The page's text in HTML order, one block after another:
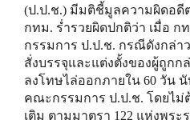
(ป.ป.ช.) มีมติชี้มูลความผิดอดี
กทม. ร่ำรวยผิดปกติว่า เมื่อ
กรรมการ ป.ป.ช. กรณีดังกล่
สั่งบรรจุและแต่งตั้งของผู้ถูกก
ลงโทษไล่ออกภายใน 60 วัน
คณะกรรมการ ป.ป.ช. โดยไม่
เติม ตามมาตรา 122 แห่งพร